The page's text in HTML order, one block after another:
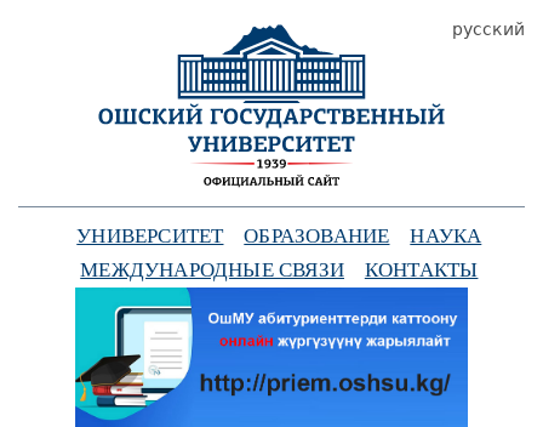
УНИВЕРСИТЕТ ОБРАЗОВАНИЕ
НАУКА
МЕЖДУНАРОДНЫЕ СВЯЗИ
КОНТАКТЫ
русский